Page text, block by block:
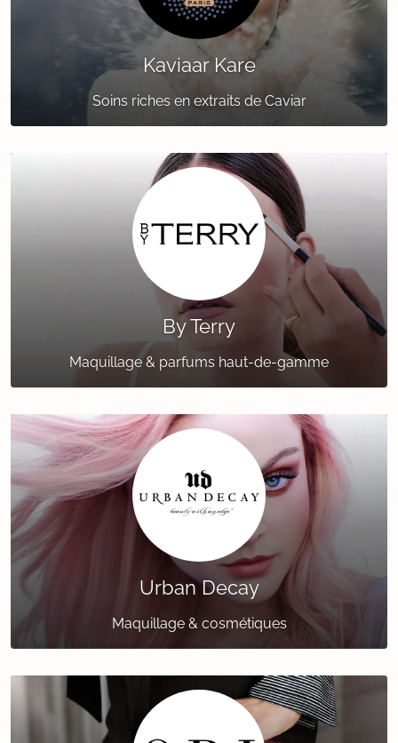
Kaviaar Kare
Soins riches en extraits de Caviar
By Terry
Maquillage & parfums haut-de-gamme
Urban Decay
Maquillage & cosmétiques